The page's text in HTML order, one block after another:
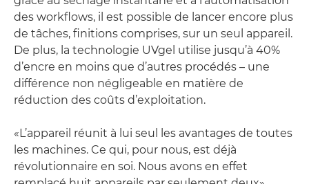
des workflows, il est possible de lancer encore plus
de tâches, finitions comprises, sur un seul appareil.
De plus, la technologie UVgel utilise jusqu’à 40%
d’encre en moins que d’autres procédés – une
différence non négligeable en matière de
réduction des coûts d’exploitation.
«L’appareil réunit à lui seul les avantages de toutes
les machines. Ce qui, pour nous, est déjà
révolutionnaire en soi. Nous avons en effet